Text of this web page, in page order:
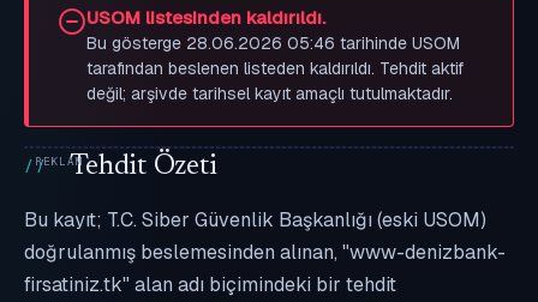
USOM listesinden kaldırıldı.
Bu gösterge 28.06.2026 05:46 tarihinde USOM
tarafından beslenen listeden kaldırıldı. Tehdit aktif
değil; arşivde tarihsel kayıt amaçlı tutulmaktadır.
Tehdit Özeti
Bu kayıt; T.C. Siber Güvenlik Başkanlığı (eski USOM)
doğrulanmış beslemesinden alınan, "www-denizbank-
firsatiniz.tk" alan adı biçimindeki bir tehdit